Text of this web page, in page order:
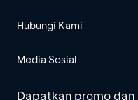
Hubungi Kami
Media Sosial
Dapatkan promo